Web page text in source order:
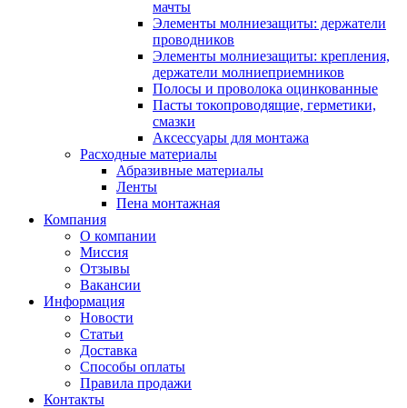
мачты
Элементы молниезащиты: держатели
проводников
Элементы молниезащиты: крепления,
держатели молниеприемников
Полосы и проволока оцинкованные
Пасты токопроводящие, герметики,
смазки
Аксессуары для монтажа
Расходные материалы
Абразивные материалы
Ленты
Пена монтажная
Компания
О компании
Миссия
Отзывы
Вакансии
Информация
Новости
Статьи
Доставка
Способы оплаты
Правила продажи
Контакты